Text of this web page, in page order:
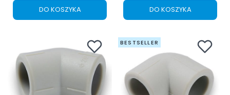
DO KOSZYKA DO KOSZYKA
BESTSELLER